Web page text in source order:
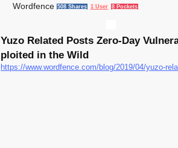
Wordfence 508 Shares 1 User 8 Pockets
Yuzo Related Posts Zero-Day
ploited in the Wild